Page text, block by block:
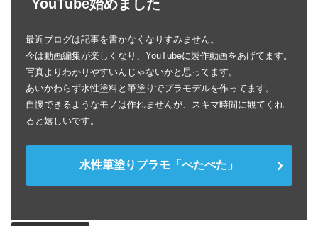
YouTube始めました
最近ブログは記事を書かなくなりすみません。
今は動画編集が楽しくなり、YouTubeに製作動画をあげてます。
写真よりわかりやすいんじゃないかと思ってます。
あいかわらず水性塗料と筆塗りでプラモデルを作ってます。
自慢できるようなモノは作れませんが、スキマ時間に観てくれ
ると嬉しいです。
水性筆塗りプラモ「ぺたぺた」